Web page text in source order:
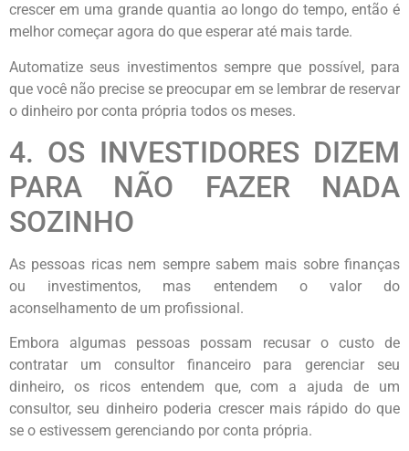
crescer em uma grande quantia ao longo do tempo, então é
melhor começar agora do que esperar até mais tarde.
Automatize seus investimentos sempre que possível, para
que você não precise se preocupar em se lembrar de reservar
o dinheiro por conta própria todos os meses.
4. OS INVESTIDORES DIZEM
PARA NÃO FAZER NADA
SOZINHO
As pessoas ricas nem sempre sabem mais sobre finanças
ou investimentos, mas entendem o valor do
aconselhamento de um profissional.
Embora algumas pessoas possam recusar o custo de
contratar um consultor financeiro para gerenciar seu
dinheiro, os ricos entendem que, com a ajuda de um
consultor, seu dinheiro poderia crescer mais rápido do que
se o estivessem gerenciando por conta própria.